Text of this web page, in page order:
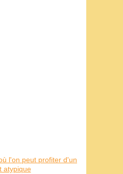
l'on peut profiter d'un
atypique